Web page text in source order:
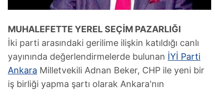
MUHALEFETTE YEREL SEÇİM PAZARLIĞI
İki parti arasındaki gerilime ilişkin katıldığı canlı
yayınında değerlendirmelerde bulunan İYİ Parti
Ankara Milletvekili Adnan Beker, CHP ile yeni bir
iş birliği yapma şartı olarak Ankara'nın